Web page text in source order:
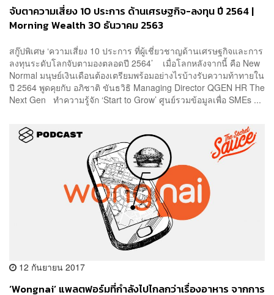
จับตาความเสี่ยง 10 ประการ ด้านเศรษฐกิจ-ลงทุน ปี 2564 |
Morning Wealth 30 ธันวาคม 2563
สกู๊ปพิเศษ ‘ความเสี่ยง 10 ประการ ที่ผู้เชี่ยวชาญด้านเศรษฐกิจและการ
ลงทุนระดับโลกจับตามองตลอดปี 2564’ เมื่อโลกหลังจากนี้ คือ New
Normal มนุษย์เงินเดือนต้องเตรียมพร้อมอย่างไรบ้างรับความท้าทายใน
ปี 2564 พูดคุยกับ อภิชาติ ขันธวิธิ Managing Director QGEN HR The
Next Gen ทำความรู้จัก ‘Start to Grow’ ศูนย์รวมข้อมูลเพื่อ SMEs ...
12 กันยายน 2017
‘Wongnai’ แพลตฟอร์มที่กำลังไปไกลกว่าเรื่องอาหาร จากการ